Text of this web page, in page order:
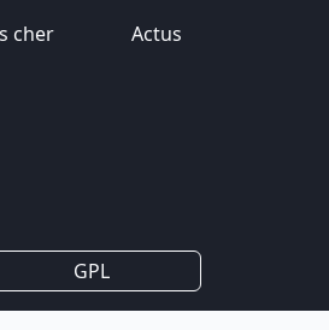
cher Actus
GPL